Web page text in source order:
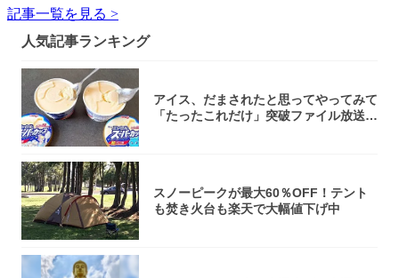
記事一覧を見る >
人気記事ランキング
アイス、だまされたと思ってやってみて
「たったこれだけ」突破ファイル放送で
スノーピークが最大60％OFF！テント
も焚き火台も楽天で大幅値下げ中